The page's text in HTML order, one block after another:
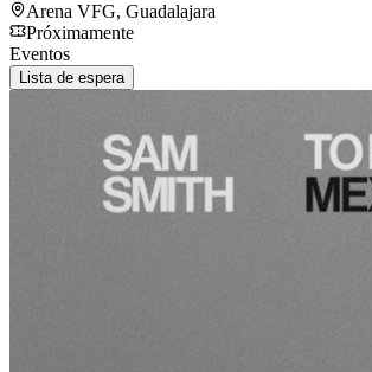
Arena VFG, Guadalajara
Próximamente
Eventos
Lista de espera